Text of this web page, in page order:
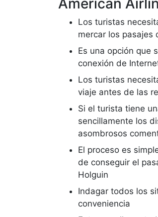
Los turistas
mercar los pasajes
Es una opción que
conexión de
Los turistas
viaje antes de las
Si el turista tiene
sencillamente los
asombrosos
El proceso es
de conseguir el
Holguin
Indagar todos los
conveniencia